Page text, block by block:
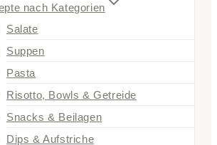
nach Kategorien
Salate
Suppen
Pasta
Risotto, Bowls & Getreide
Snacks & Beilagen
Dips & Aufstriche